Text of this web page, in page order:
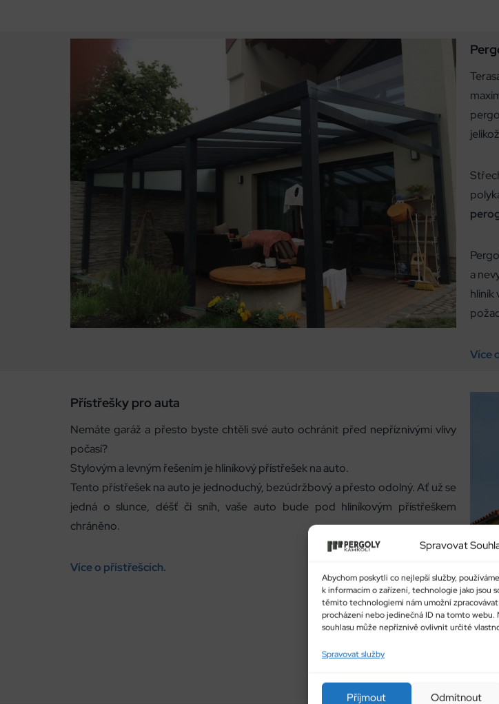
Spravovat
Abychom poskytli co nejlepší služby,
k informacím o zařízení, technologie jako jsou
těmito technologiemi nám umožní
procházení nebo jedinečná ID na tomto webu.
souhlasu může nepříznivě ovlivnit určité
Spravovat služby
Příjmout Odmítnout
a
hliník
Více
Přístřešky pro auta
Nemáte garáž a přesto byste chtěli své auto ochránit před nepříznivými vlivy
počasí?
Stylovým a levným řešením je hliníkový přístřešek na auto.
Tento přístřešek na auto je jednoduchý, bezúdržbový a přesto odolný. Ať už se
jedná o slunce, déšť či sníh, vaše auto bude pod hliníkovým přístřeškem
chráněno.
Více o přístřešcích.